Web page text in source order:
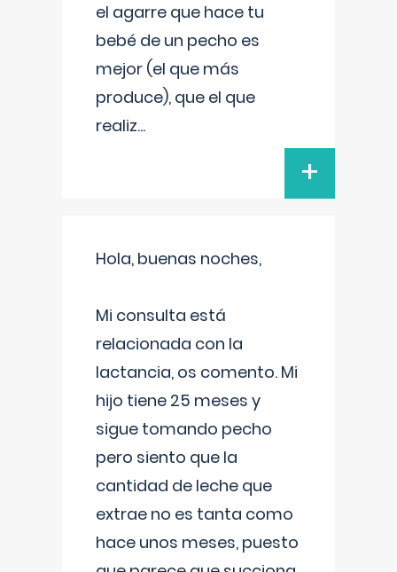
el agarre que hace tu
bebé de un pecho es
mejor (el que más
produce), que el que
realiz...
+
Hola, buenas noches,
Mi consulta está
relacionada con la
lactancia, os comento. Mi
hijo tiene 25 meses y
sigue tomando pecho
pero siento que la
cantidad de leche que
extrae no es tanta como
hace unos meses, puesto